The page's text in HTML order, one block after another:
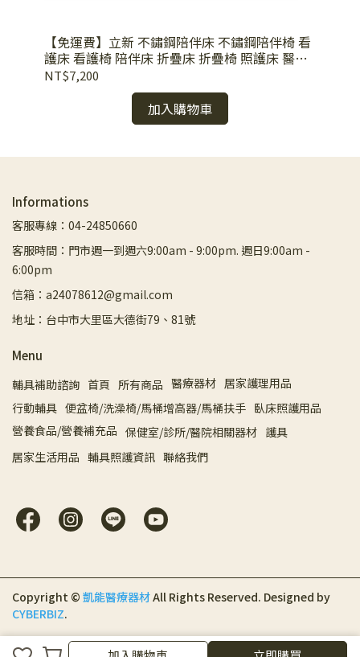
【免運費】立新 不鏽鋼陪伴床 不鏽鋼陪伴椅 看
護床 看護椅 陪伴床 折疊床 折疊椅 照護床 醫院
用 60CM 70CM
NT$7,200
加入購物車
Informations
客服專線：04-24850660
客服時間：門市週一到週六9:00am - 9:00pm. 週日9:00am -
6:00pm
信箱：a24078612@gmail.com
地址：台中市大里區大德街79、81號
Menu
輔具補助諮詢 首頁 所有商品 醫療器材 居家護理用品
行動輔具 便盆椅/洗澡椅/馬桶增高器/馬桶扶手 臥床照護用品
營養食品/營養補充品 保健室/診所/醫院相關器材 護具
居家生活用品 輔具照護資訊 聯絡我們
Copyright © 凱能醫療器材All Rights Reserved. Designed by
CYBERBIZ.